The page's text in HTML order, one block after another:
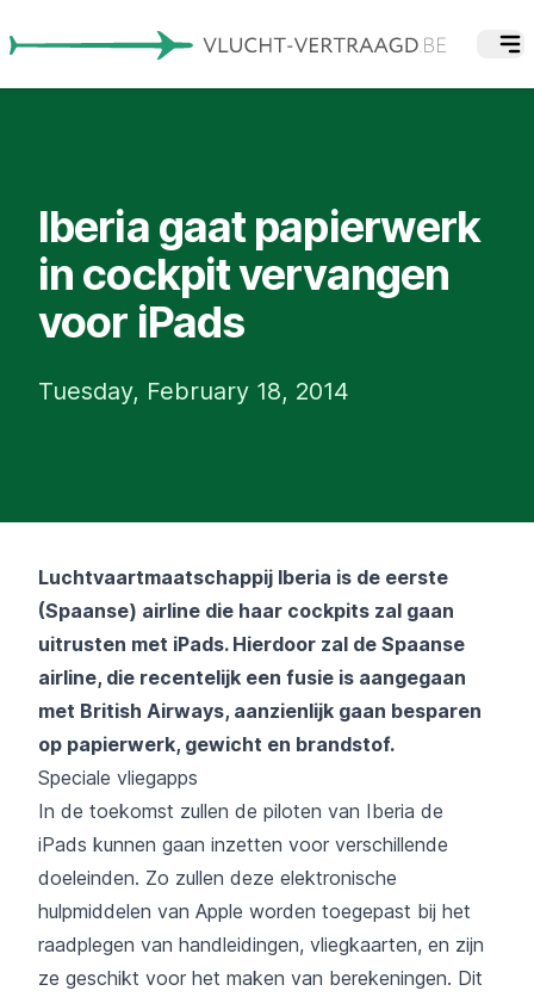
Iberia gaat papierwerk
in cockpit vervangen
voor iPads
Tuesday, February 18, 2014
Luchtvaartmaatschappij Iberia is de eerste
(Spaanse) airline die haar cockpits zal gaan
uitrusten met iPads. Hierdoor zal de Spaanse
airline, die recentelijk een fusie is aangegaan
met British Airways, aanzienlijk gaan besparen
op papierwerk, gewicht en brandstof.
Speciale vliegapps
In de toekomst zullen de piloten van Iberia de
iPads kunnen gaan inzetten voor verschillende
doeleinden. Zo zullen deze elektronische
hulpmiddelen van Apple worden toegepast bij het
raadplegen van handleidingen, vliegkaarten, en zijn
ze geschikt voor het maken van berekeningen. Dit